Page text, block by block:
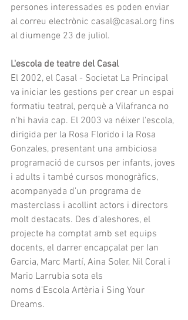
persones interessades es poden enviar
al correu electrònic casal@casal.org fins
al diumenge 23 de juliol.
L'escola de teatre del Casal
El 2002, el Casal - Societat La Principal
va iniciar les gestions per crear un espai
formatiu teatral, perquè a Vilafranca no
n'hi havia cap. El 2003 va néixer l'escola,
dirigida per la Rosa Florido i la Rosa
Gonzales, presentant una ambiciosa
programació de cursos per infants, joves
i adults i també cursos monogràfics,
acompanyada d'un programa de
masterclass i acollint actors i directors
molt destacats. Des d'aleshores, el
projecte ha comptat amb set equips
docents, el darrer encapçalat per Ian
Garcia, Marc Martí, Aina Soler, Nil Coral i
Mario Larrubia sota els
noms d'Escola Artèria i Sing Your
Dreams.